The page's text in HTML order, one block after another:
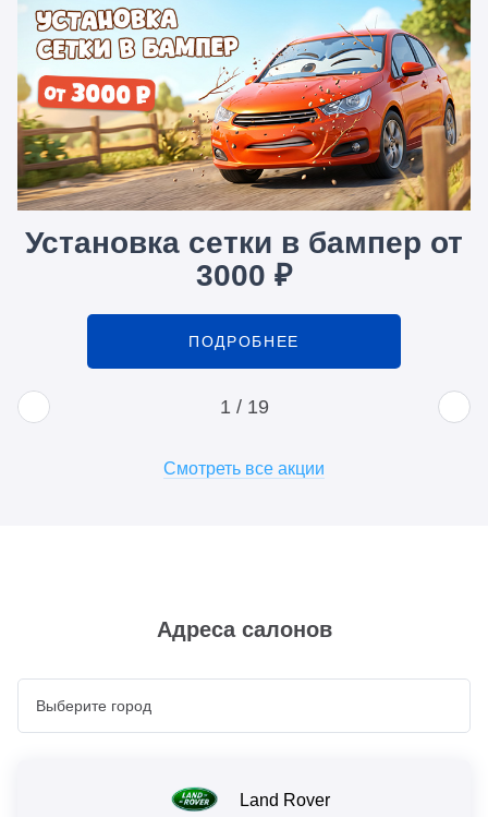
Установка сетки в бампер от
3000 ₽
ПОДРОБНЕЕ
1 / 19
Смотреть все акции
Адреса салонов
Land Rover